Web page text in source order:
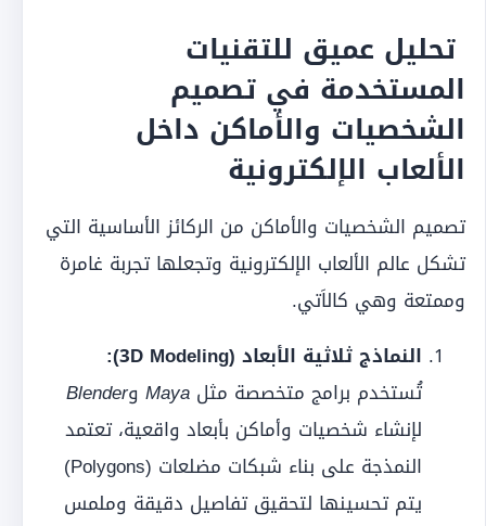
تحليل عميق للتقنيات
المستخدمة في تصميم
الشخصيات والأماكن داخل
الألعاب الإلكترونية
تصميم الشخصيات والأماكن من الركائز الأساسية التي
تشكل عالم الألعاب الإلكترونية وتجعلها تجربة غامرة
وممتعة وهي كالاَتي.
النماذج ثلاثية الأبعاد (3D Modeling):
تُستخدم برامج متخصصة مثل Maya وBlender
لإنشاء شخصيات وأماكن بأبعاد واقعية، تعتمد
النمذجة على بناء شبكات مضلعات (Polygons)
يتم تحسينها لتحقيق تفاصيل دقيقة وملمس